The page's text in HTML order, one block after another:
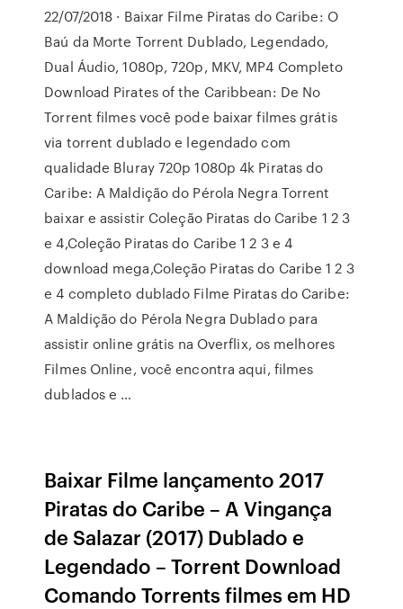
22/07/2018 · Baixar Filme Piratas do Caribe: O
Baú da Morte Torrent Dublado, Legendado,
Dual Áudio, 1080p, 720p, MKV, MP4 Completo
Download Pirates of the Caribbean: De No
Torrent filmes você pode baixar filmes grátis
via torrent dublado e legendado com
qualidade Bluray 720p 1080p 4k Piratas do
Caribe: A Maldição do Pérola Negra Torrent
baixar e assistir Coleção Piratas do Caribe 1 2 3
e 4,Coleção Piratas do Caribe 1 2 3 e 4
download mega,Coleção Piratas do Caribe 1 2 3
e 4 completo dublado Filme Piratas do Caribe:
A Maldição do Pérola Negra Dublado para
assistir online grátis na Overflix, os melhores
Filmes Online, você encontra aqui, filmes
dublados e …
Baixar Filme lançamento 2017
Piratas do Caribe – A Vingança
de Salazar (2017) Dublado e
Legendado – Torrent Download
Comando Torrents filmes em HD